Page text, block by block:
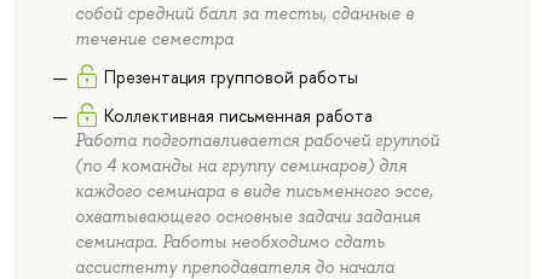
собой средний балл за тесты, сданные в
течение семестра
Презентация групповой работы
Коллективная письменная работа
Работа подготавливается рабочей группой
(по 4 команды на группу семинаров) для
каждого семинара в виде письменного эссе,
охватывающего основные задачи задания
семинара. Работы необходимо сдать
ассистенту преподавателя до начала